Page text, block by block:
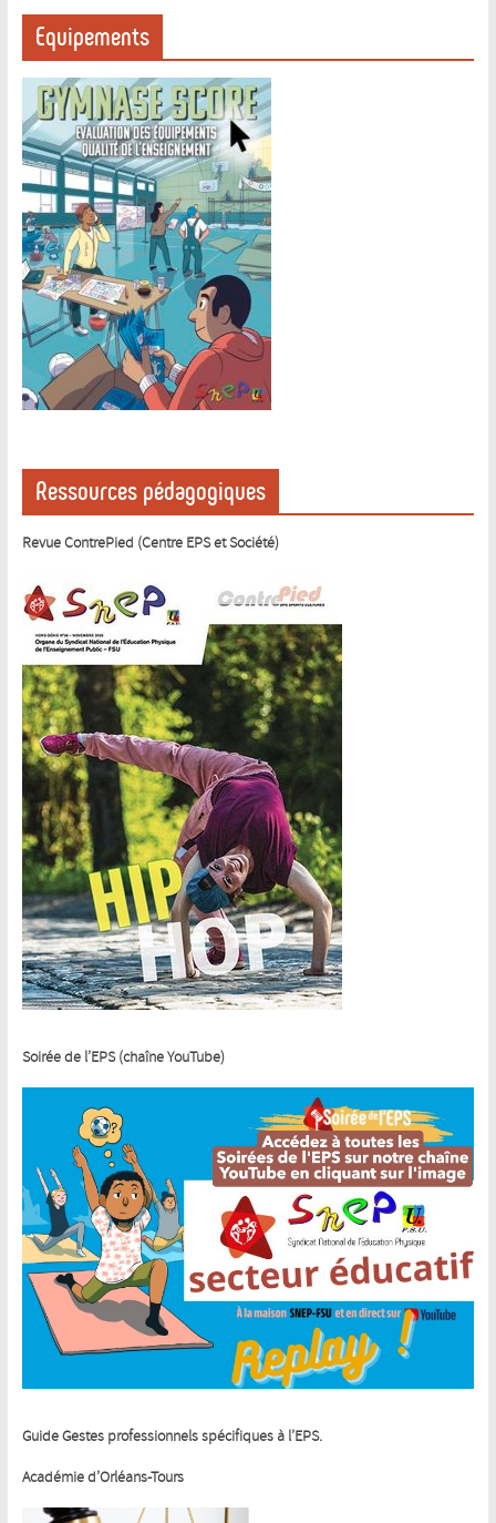
Equipements
Ressources pédagogiques
Revue ContrePied (Centre EPS et Société)
Soirée de l’EPS (chaîne YouTube)
Guide Gestes professionnels spécifiques à l’EPS.
Académie d’Orléans-Tours